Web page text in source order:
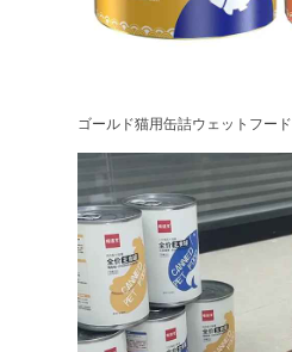
ゴールド猫用缶詰ウェットフード